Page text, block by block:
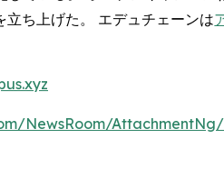
ち上げた。 エデュチェーンは
NewsRoom/